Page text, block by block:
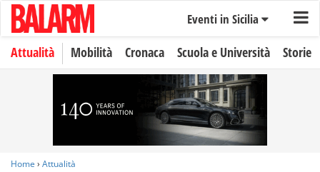
Eventi in Sicilia
Attualità Mobilità Cronaca Scuola e Università Storie
Home › Attualità